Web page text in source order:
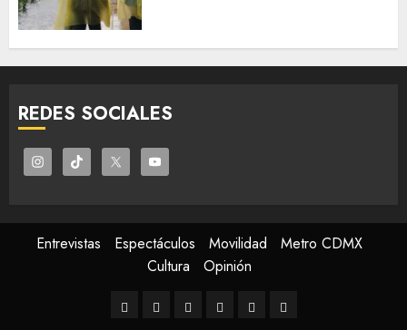
REDES SOCIALES
Entrevistas Espectáculos Movilidad
Metro CDMX
Cultura
Opinión
Entrevistas
Espectáculos
Movilidad
MetroCulturaOpinión